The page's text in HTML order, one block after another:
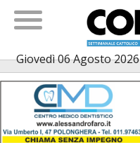
Giovedì 06 Agosto 2026